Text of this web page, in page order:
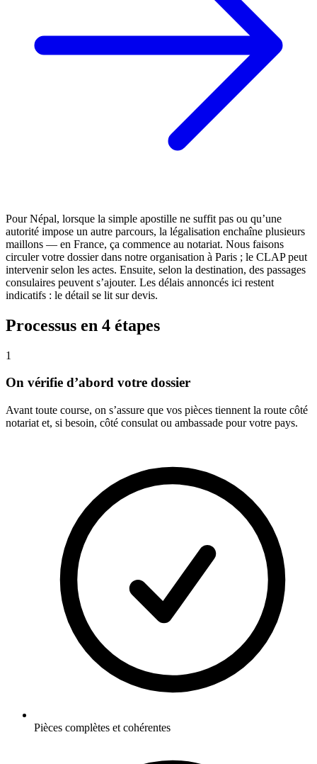
Pour Népal, lorsque la simple apostille ne suffit pas ou qu’une
autorité impose un autre parcours, la légalisation enchaîne plusieurs
maillons — en France, ça commence au notariat. Nous faisons
circuler votre dossier dans notre organisation à Paris ; le CLAP peut
intervenir selon les actes. Ensuite, selon la destination, des passages
consulaires peuvent s’ajouter. Les délais annoncés ici restent
indicatifs : le détail se lit sur devis.
Processus en 4 étapes
1
On vérifie d’abord votre dossier
Avant toute course, on s’assure que vos pièces tiennent la route côté
notariat et, si besoin, côté consulat ou ambassade pour votre pays.
Pièces complètes et cohérentes